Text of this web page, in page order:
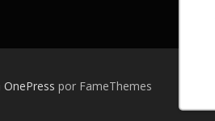
OnePress por FameThemes